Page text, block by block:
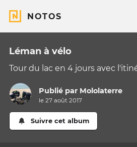
NOTOS
Léman à vélo
Tour du lac en 4 jours avec
Publié par Mololaterre
le 27 août 2017
Suivre cet album